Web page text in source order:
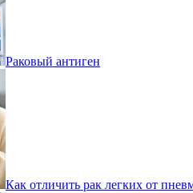
Раковый антиген
Как отличить рак легких от